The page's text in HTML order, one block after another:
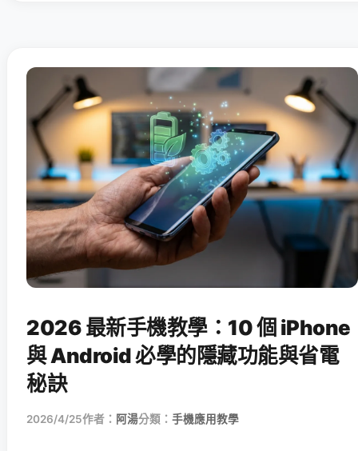
2026 最新手機教學：10 個 iPhone
與 Android 必學的隱藏功能與省電
秘訣
2026/4/25作者： 阿湯分類： 手機應用教學